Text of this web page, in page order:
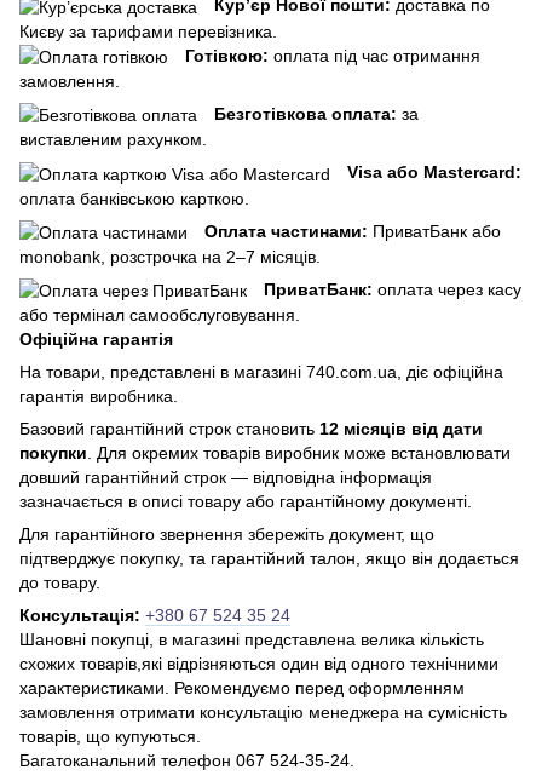
Кур’єр Нової пошти: доставка по
Києву за тарифами перевізника.
Готівкою: оплата під час отримання
замовлення.
Безготівкова оплата: за
виставленим рахунком.
Visa або Mastercard:
оплата банківською карткою.
Оплата частинами: ПриватБанк або
monobank, розстрочка на 2–7 місяців.
ПриватБанк: оплата через касу
або термінал самообслуговування.
Офіційна гарантія
На товари, представлені в магазині 740.com.ua, діє офіційна
гарантія виробника.
Базовий гарантійний строк становить 12 місяців від дати
покупки. Для окремих товарів виробник може встановлювати
довший гарантійний строк — відповідна інформація
зазначається в описі товару або гарантійному документі.
Для гарантійного звернення збережіть документ, що
підтверджує покупку, та гарантійний талон, якщо він додається
до товару.
Консультація: +380 67 524 35 24
Шановні покупці, в магазині представлена ​​велика кількість
схожих товарів,які відрізняються один від одного технічними
характеристиками. Рекомендуємо перед оформленням
замовлення отримати консультацію менеджера на сумісність
товарів, що купуються.
Багатоканальний телефон 067 524-35-24.